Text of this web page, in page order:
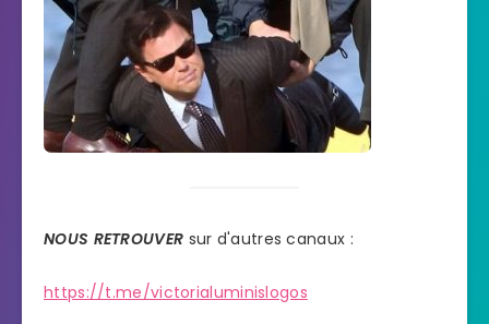
NOUS RETROUVER sur d'autres canaux :
https://t.me/victorialuminislogos